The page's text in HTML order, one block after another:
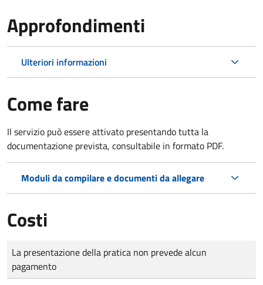
Approfondimenti
Ulteriori informazioni
Come fare
Il servizio può essere attivato presentando tutta la
documentazione prevista, consultabile in formato PDF.
Moduli da compilare e documenti da allegare
Costi
Tipo di pagamento
Importo
La presentazione della pratica non prevede alcun
pagamento